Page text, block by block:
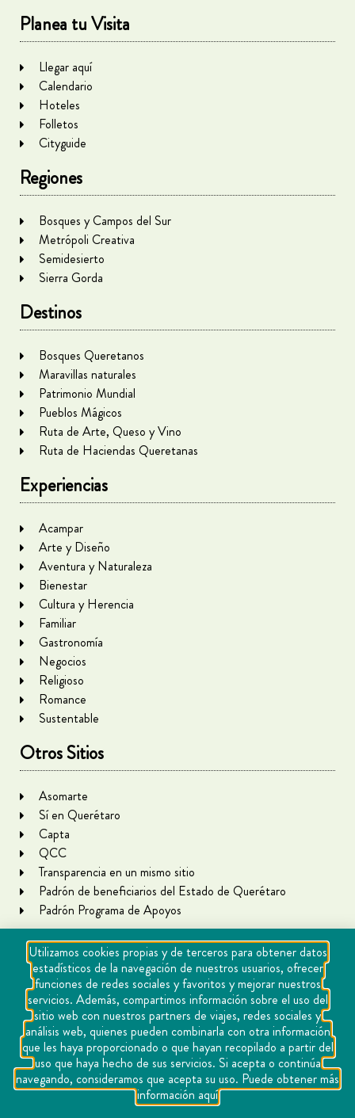
Planea tu Visita
Llegar aquí
Calendario
Hoteles
Folletos
Cityguide
Regiones
Bosques y Campos del Sur
Metrópoli Creativa
Semidesierto
Sierra Gorda
Destinos
Bosques Queretanos
Maravillas naturales
Patrimonio Mundial
Pueblos Mágicos
Ruta de Arte, Queso y Vino
Ruta de Haciendas Queretanas
Experiencias
Acampar
Arte y Diseño
Aventura y Naturaleza
Bienestar
Cultura y Herencia
Familiar
Gastronomía
Negocios
Religioso
Romance
Sustentable
Otros Sitios
Asomarte
Sí en Querétaro
Capta
QCC
Transparencia en un mismo sitio
Padrón de beneficiarios del Estado de Querétaro
Padrón Programa de Apoyos
Copyright Querétaro Travel 2021 | v 1.1
Cookies
Aviso de privacidad
Utilizamos cookies propias y de terceros para obtener datos
estadísticos de la navegación de nuestros usuarios, ofrecer
funciones de redes sociales y favoritos y mejorar nuestros
servicios. Además, compartimos información sobre el uso del
sitio web con nuestros partners de viajes, redes sociales y
análisis web, quienes pueden combinarla con otra información
que les haya proporcionado o que hayan recopilado a partir del
uso que haya hecho de sus servicios. Si acepta o continúa
navegando, consideramos que acepta su uso. Puede obtener más
información aquí